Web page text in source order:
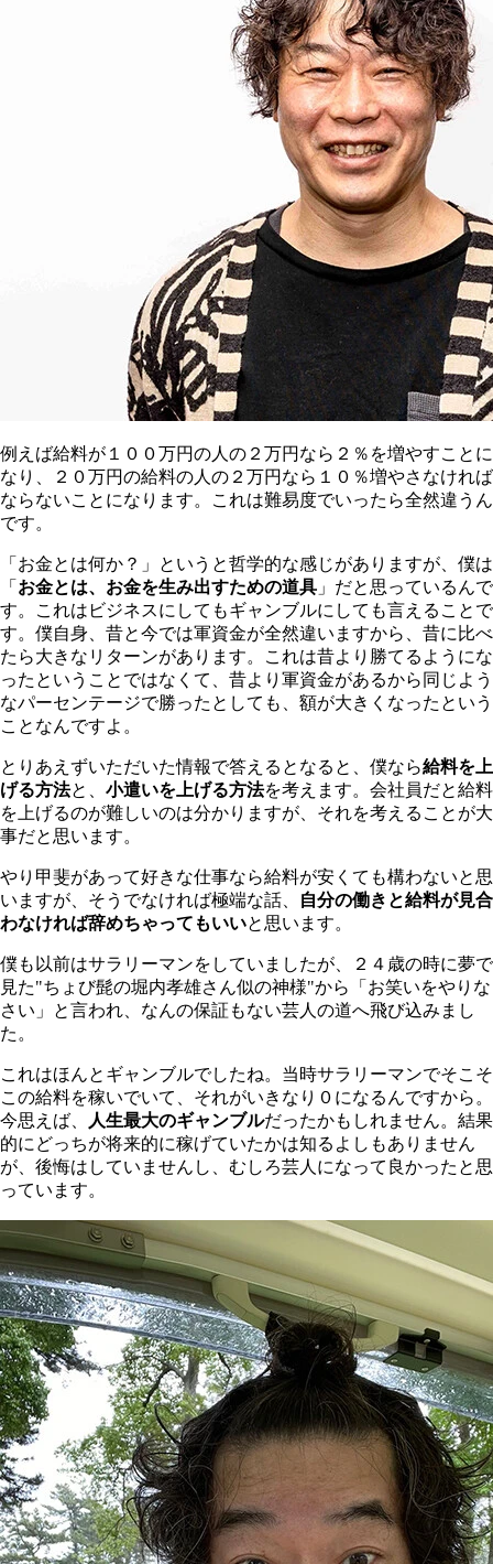
例えば給料が１００万円の人の２万円なら２％を増やすことに
なり、２０万円の給料の人の２万円なら１０％増やさなければ
ならないことになります。これは難易度でいったら全然違うん
です。
「お金とは何か？」というと哲学的な感じがありますが、僕は
「 お金とは、お金を生み出すための道具 」だと思っているんで
す。これはビジネスにしてもギャンブルにしても言えることで
す。僕自身、昔と今では軍資金が全然違いますから、昔に比べ
たら大きなリターンがあります。これは昔より勝てるようにな
ったということではなくて、昔より軍資金があるから同じよう
なパーセンテージで勝ったとしても、額が大きくなったという
ことなんですよ。
とりあえずいただいた情報で答えるとなると、僕なら給料を上
げる方法と、 小遣いを上げる方法を考えます。会社員だと給料
を上げるのが難しいのは分かりますが、それを考えることが大
事だと思います。
やり甲斐があって好きな仕事なら給料が安くても構わないと思
いますが、そうでなければ極端な話、
自分の働きと給料が見合
わなければ辞めちゃってもいいと思います。
僕も以前はサラリーマンをしていましたが、２４歳の時に夢で
見た"ちょび髭の堀内孝雄さん似の神様"から「お笑いをやりな
さい」と言われ、なんの保証もない芸人の道へ飛び込みまし
た。
これはほんとギャンブルでしたね。当時サラリーマンでそこそ
この給料を稼いでいて、それがいきなり０になるんですから。
今思えば、
人生最大のギャンブルだったかもしれません。結果
的にどっちが将来的に稼げていたかは知るよしもありません
が、後悔はしていませんし、むしろ芸人になって良かったと思
っています。